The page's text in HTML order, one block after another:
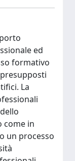
ed
formativo
La
come in
un processo